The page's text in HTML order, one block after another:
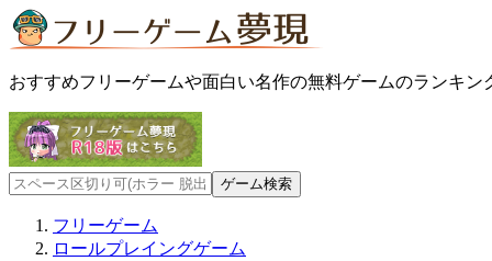
おすすめフリーゲームや面白い名作の無料ゲームのランキン
フリーゲーム
ロールプレイングゲーム